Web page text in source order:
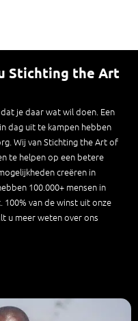
Stichting the Art
je daar wat wil doen. Een
dag uit te kampen hebben
Wij van Stichting the Art of
te helpen op een betere
creëren in
100.000+ mensen in
van de winst uit onze
u meer weten over ons